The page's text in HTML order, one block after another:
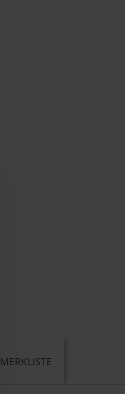
MERKLISTE